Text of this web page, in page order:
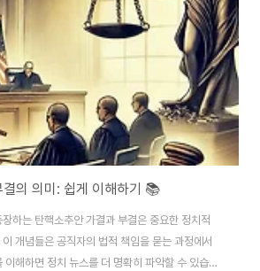
의 의미: 쉽게 이해하기 📚
하는 탄핵소추안 가결과 부결은 중요한 정치적
개념들은 공직자의 법적 책임을 묻는 과정에서
해하면 정치 뉴스를 더 명확히 파악할 수 있습니